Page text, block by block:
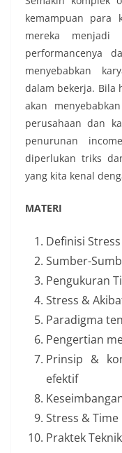
kemampuan para
mereka menjadi
performancenya
menyebabkan
dalam bekerja. Bila
akan
perusahaan dan
penurunan
diperlukan triks
yang kita kenal
MATERI
Definisi
Sumber-
Pengukuran
Stress &
Paradigma
Pengertian
Prinsip &
efektif
Stress &
Praktek